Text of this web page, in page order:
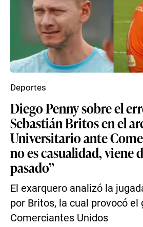
Diego Penny sobre el
Sebastián Britos en el
Universitario ante
no es casualidad, viene
pasado”
El exarquero analizó la
por Britos, la cual provocó el
Comerciantes Unidos
Deportes